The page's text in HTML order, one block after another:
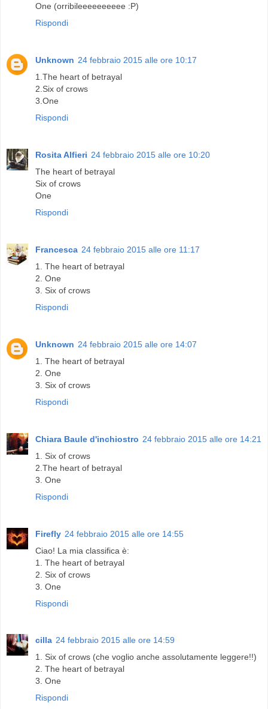
One (orribileeeeeeeeee :P)
Rispondi
Unknown 24 febbraio 2015 alle ore 10:17
1.The heart of betrayal
2.Six of crows
3.One
Rispondi
Rosita Alfieri 24 febbraio 2015 alle ore 10:20
The heart of betrayal
Six of crows
One
Rispondi
Francesca 24 febbraio 2015 alle ore 11:17
1. The heart of betrayal
2. One
3. Six of crows
Rispondi
Unknown 24 febbraio 2015 alle ore 14:07
1. The heart of betrayal
2. One
3. Six of crows
Rispondi
Chiara Baule d'inchiostro 24 febbraio 2015 alle ore 14:21
1. Six of crows
2.The heart of betrayal
3. One
Rispondi
Firefly 24 febbraio 2015 alle ore 14:55
Ciao! La mia classifica è:
1. The heart of betrayal
2. Six of crows
3. One
Rispondi
cilla 24 febbraio 2015 alle ore 14:59
1. Six of crows (che voglio anche assolutamente leggere!!)
2. The heart of betrayal
3. One
Rispondi